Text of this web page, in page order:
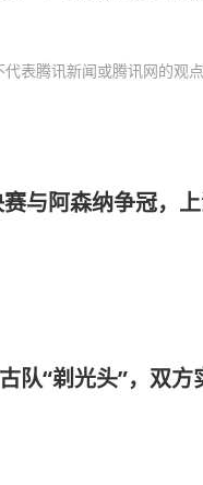
表腾讯新闻或腾讯网的观点
与阿森纳争冠，
队“剃光头”，双方